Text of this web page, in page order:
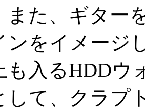
た、ギター
ンをイメージ
も入るHDD
して、クラプ